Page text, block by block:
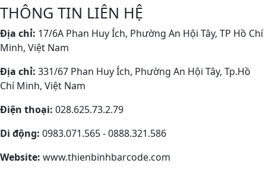
THÔNG TIN LIÊN HỆ
Địa chỉ: 17/6A Phan Huy Ích, Phường An Hội Tây, TP Hồ Chí
Minh, Việt Nam
Địa chỉ: 331/67 Phan Huy Ích, Phường An Hội Tây, Tp.Hồ
Chí Minh, Việt Nam
Điện thoại: 028.625.73.2.79
Di động: 0983.071.565 - 0888.321.586
Website: www.thienbinhbarcode.com